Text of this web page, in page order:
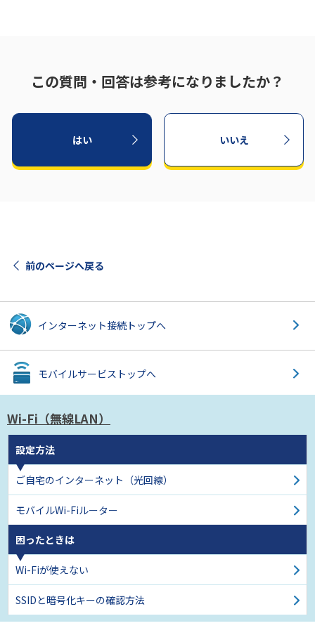
この質問・回答は参考になりましたか？
はい いいえ
前のページへ戻る
インターネット接続トップへ
モバイルサービス トップへ
Wi-Fi（無線LAN）
設定方法
ご自宅のインターネット （光回線）
モバイルWi-Fiルーター
困ったときは
Wi-Fiが使えない
SSIDと暗号化キーの確認方法